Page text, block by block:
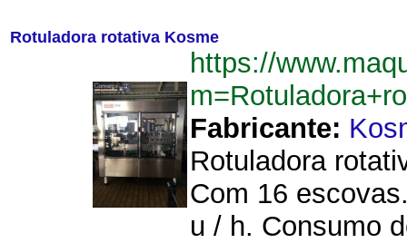
Rotuladora rotativa Kosme
https://
Fabricante:
Rotuladora
Com 16
u / h. Consumo